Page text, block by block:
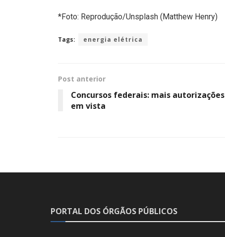
*Foto: Reprodução/Unsplash (Matthew Henry)
Tags: energia elétrica
Post anterior
Concursos federais: mais autorizações
em vista
PORTAL DOS ÓRGÃOS PÚBLICOS